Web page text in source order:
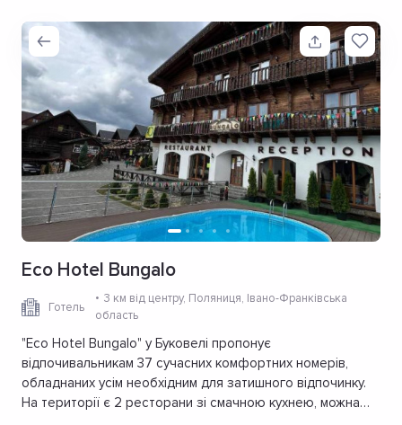
Eco Hotel Bungalo
Готель
3 км від центру, Поляниця, Івано-Франківська
область
"Eco Hotel Bungalo" у Буковелі пропонує
відпочивальникам 37 сучасних комфортних номерів,
обладнаних усім необхідним для затишного відпочинку.
На території є 2 ресторани зі смачною кухнею, можна